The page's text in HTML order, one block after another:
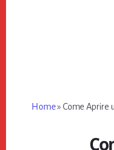
Home»Come Aprire